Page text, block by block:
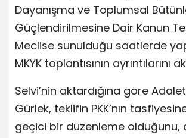
Dayanışma ve Toplumsal
Güçlendirilmesine Dair Kanun
Meclise sunulduğu saatlerde
MKYK toplantısının ayrıntılarını
Selvi’nin aktardığına göre Adalet
Gürlek, teklifin PKK’nın
geçici bir düzenleme olduğunu,